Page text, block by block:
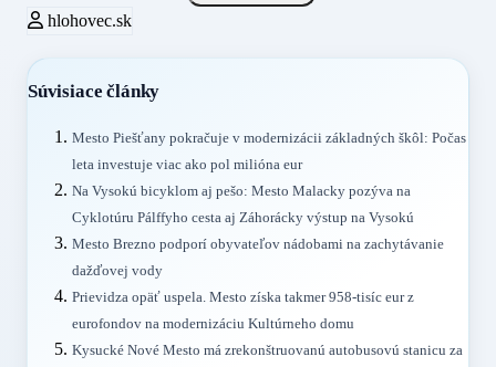
hlohovec.sk
Súvisiace články
Mesto Piešťany pokračuje v modernizácii základných škôl: Počas
leta investuje viac ako pol milióna eur
Na Vysokú bicyklom aj pešo: Mesto Malacky pozýva na
Cyklotúru Pálffyho cesta aj Záhorácky výstup na Vysokú
Mesto Brezno podporí obyvateľov nádobami na zachytávanie
dažďovej vody
Prievidza opäť uspela. Mesto získa takmer 958-tisíc eur z
eurofondov na modernizáciu Kultúrneho domu
Kysucké Nové Mesto má zrekonštruovanú autobusovú stanicu za